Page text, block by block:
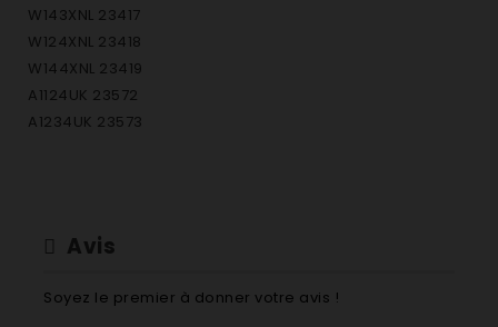
W143XNL 23417
W124XNL 23418
W144XNL 23419
A1124UK 23572
A1234UK 23573
AL128XBE 23656
AL129SLBE 23990
Avis
Soyez le premier à donner votre avis !